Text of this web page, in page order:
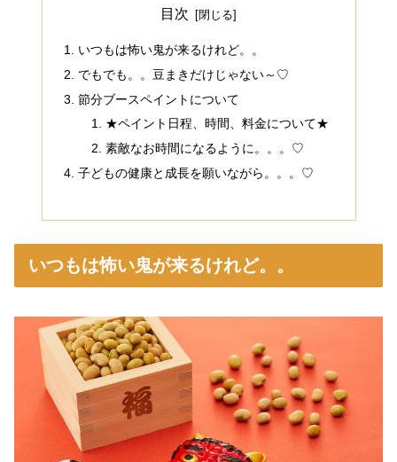
目次
いつもは怖い鬼が来るけれど。。
でもでも。。豆まきだけじゃない～♡
節分ブースペイントについて
★ペイント日程、時間、料金について★
素敵なお時間になるように。。。♡
子どもの健康と成長を願いながら。。。♡
いつもは怖い鬼が来るけれど。。